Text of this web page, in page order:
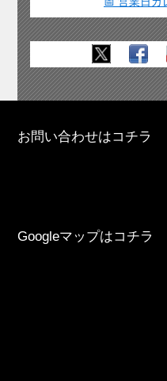
お問い合わせはコチラ
Googleマップはコチラ